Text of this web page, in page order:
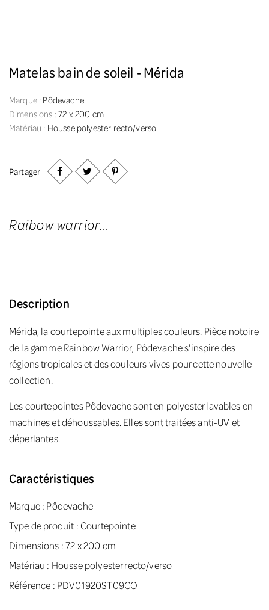
Matelas bain de soleil - Mérida
Marque : Pôdevache
Dimensions :72 x 200 cm
Matériau : Housse polyester recto/verso
Partager
Raibow warrior...
Description
Mérida, la courtepointe aux multiples couleurs. Pièce notoire
de la gamme Rainbow Warrior, Pôdevache s'inspire des
régions tropicales et des couleurs vives pour cette nouvelle
collection.
Les courtepointes Pôdevache sont en polyester lavables en
machines et déhoussables. Elles sont traitées anti-UV et
déperlantes.
Caractéristiques
Marque : Pôdevache
Type de produit : Courtepointe
Dimensions : 72 x 200 cm
Matériau : Housse polyester recto/verso
Référence : PDV01920ST09CO